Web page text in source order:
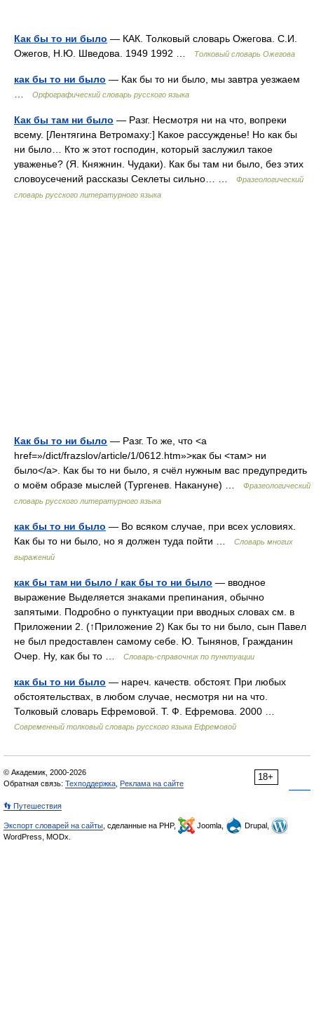
Как бы то ни было — КАК. Толковый словарь Ожегова. С.И.
Ожегов, Н.Ю. Шведова. 1949 1992 …
Толковый словарь Ожегова
как бы то ни было — Как бы то ни было, мы завтра уезжаем
Орфографический словарь русского языка
Как бы там ни было — Разг. Несмотря ни на что, вопреки
всему. [Лентягина Ветромаху:] Какое рассужденье! Но как бы
ни было… Кто ж этот господин, который заслужил такое
уваженье? (Я. Княжнин. Чудаки). Как бы там ни было, без этих
словоусечений рассказы Секлеты сильно… …
Фразеологический
словарь русского литературного языка
Как бы то ни было — Разг. То же, что <a
href=»/dict/frazslov/article/1/0612.htm»>как бы <там> ни
было</a>. Как бы то ни было, я счёл нужным вас предупредить
о моём образе мыслей (Тургенев. Накануне) …
Фразеологический
словарь русского литературного языка
как бы то ни было — Во всяком случае, при всех условиях.
Как бы то ни было, но я должен туда пойти …
Словарь многих
выражений
как бы там ни было / как бы то ни было — вводное
выражение Выделяется знаками препинания, обычно
запятыми. Подробно о пунктуации при вводных словах см. в
Приложении 2. (↑Приложение 2) Как бы то ни было, сын Павел
не был предоставлен самому себе. Ю. Тынянов, Гражданин
Очер. Ну, как бы то …
Словарь-справочник по пунктуации
как бы то ни было — нареч. качеств. обстоят. При любых
обстоятельствах, в любом случае, несмотря ни на что.
Толковый словарь Ефремовой. Т. Ф. Ефремова. 2000 …
Современный толковый словарь русского языка Ефремовой
18+
© Академик, 2000-2026
Обратная связь: Техподдержка Реклама на сайте
👣 Путешествия
Экспорт словарей на сайты , сделанные на PHP, Joomla,
Drupal,
WordPress, MODx.